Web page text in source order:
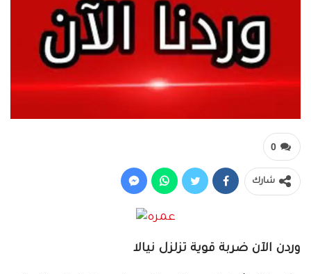
0
شارك
وردن الآن ضربة قوية تزلزل نيالا